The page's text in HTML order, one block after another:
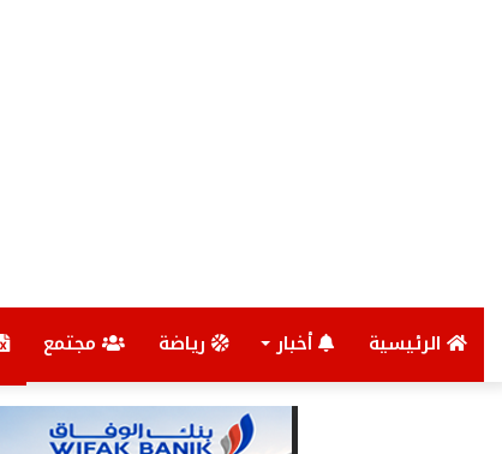
الرئيسية أخبار رياضة مجتمع